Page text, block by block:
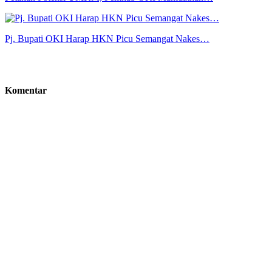
Pj. Bupati OKI Harap HKN Picu Semangat Nakes…
Komentar